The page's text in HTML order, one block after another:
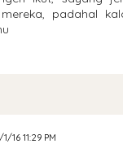
padahal
1/16 11:29 PM